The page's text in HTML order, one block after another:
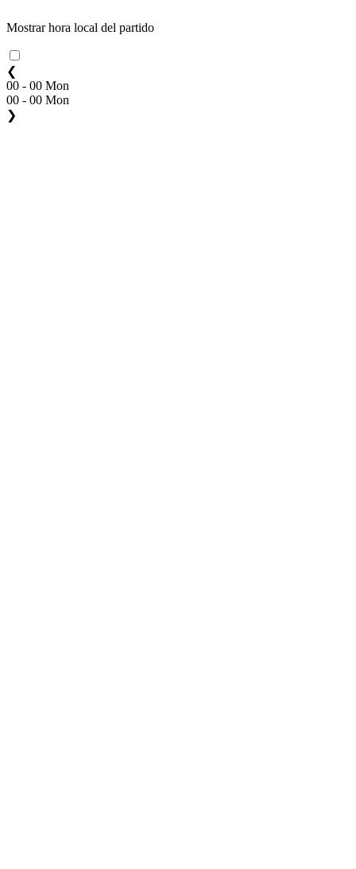
Mostrar hora local del partido
❮
00 - 00 Mon
00 - 00 Mon
❯